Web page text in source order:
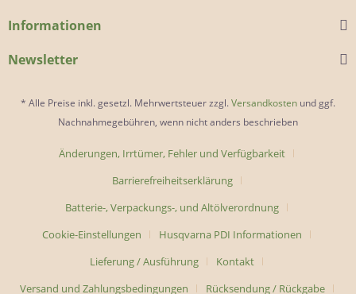
Informationen
Newsletter
* Alle Preise inkl. gesetzl. Mehrwertsteuer zzgl.Versandkosten und ggf.
Nachnahmegebühren, wenn nicht anders beschrieben
Änderungen, Irrtümer, Fehler und Verfügbarkeit
Barrierefreiheitserklärung
Batterie-, Verpackungs-, und Altölverordnung
Cookie-Einstellungen
Husqvarna PDI Informationen
Lieferung / Ausführung
Kontakt
Versand und Zahlungsbedingungen
Rücksendung / Rückgabe